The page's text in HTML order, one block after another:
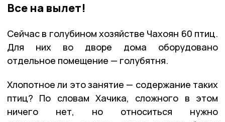
Все на вылет!
Сейчас в голубином хозяйстве Чахоян 60 птиц.
Для них во дворе дома оборудовано
отдельное помещение — голубятня.
Хлопотное ли это занятие — содержание таких
птиц? По словам Хачика, сложного в этом
ничего нет, но относиться нужно